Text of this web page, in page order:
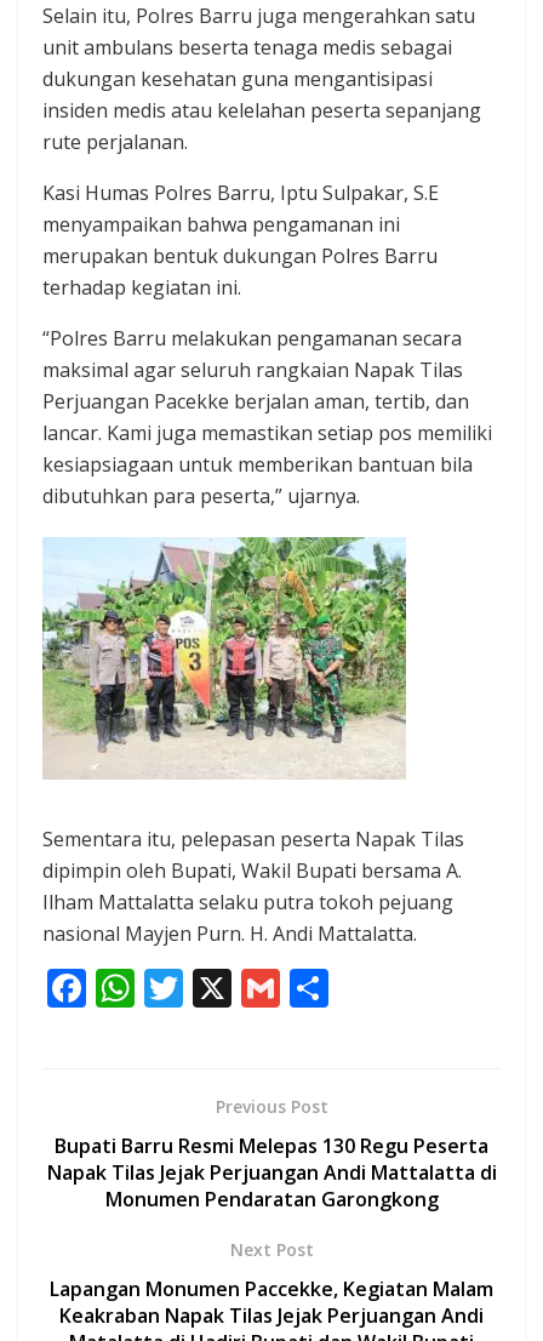
Selain itu, Polres Barru juga mengerahkan satu
unit ambulans beserta tenaga medis sebagai
dukungan kesehatan guna mengantisipasi
insiden medis atau kelelahan peserta sepanjang
rute perjalanan.
Kasi Humas Polres Barru, Iptu Sulpakar, S.E
menyampaikan bahwa pengamanan ini
merupakan bentuk dukungan Polres Barru
terhadap kegiatan ini.
“Polres Barru melakukan pengamanan secara
maksimal agar seluruh rangkaian Napak Tilas
Perjuangan Pacekke berjalan aman, tertib, dan
lancar. Kami juga memastikan setiap pos memiliki
kesiapsiagaan untuk memberikan bantuan bila
dibutuhkan para peserta,” ujarnya.
Sementara itu, pelepasan peserta Napak Tilas
dipimpin oleh Bupati, Wakil Bupati bersama A.
Ilham Mattalatta selaku putra tokoh pejuang
nasional Mayjen Purn. H. Andi Mattalatta.
F
o
o
W
A
p
p
T
er
X G
l
Previous Post
Bupati Barru Resmi Melepas 130 Regu Peserta
Napak Tilas Jejak Perjuangan Andi Mattalatta di
Monumen Pendaratan Garongkong
Next Post
Lapangan Monumen Paccekke, Kegiatan Malam
Keakraban Napak Tilas Jejak Perjuangan Andi